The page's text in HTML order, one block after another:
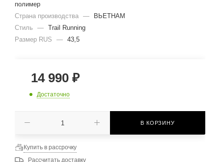
полимер
Страна производства —
ВЬЕТНАМ
Стиль
— Trail Running
Размер RUS
— 43,5
14 990 ₽
Достаточно
В КОРЗИНУ
Купить в рассрочку
Рассчитать доставку